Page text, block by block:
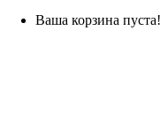
Ваша корзина пуста!